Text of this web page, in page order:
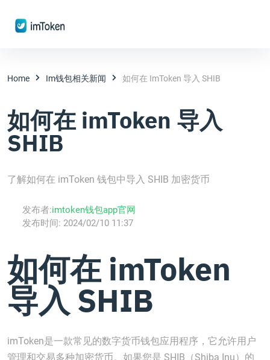
Home Im钱包相关新闻 如何在 ImToken 导入 SHIB
如何在 imToken 导入
SHIB
了解如何在 imToken 钱包中导入 SHIB 加密货币
发布者:imtoken钱包app官网
发布时间: 2024/02/10 11:37
如何在 imToken
导入 SHIB
imToken是一款常见的数字货币钱包应用程序，它允许用户
管理和交易多种加密货币。如果您是 SHIB（Shiba Inu）的